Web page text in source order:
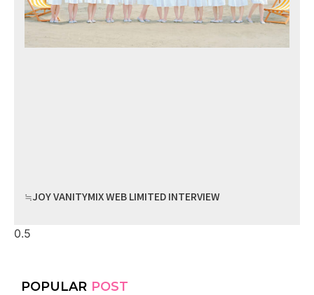
≒JOY VANITYMIX WEB LIMITED INTERVIEW
POPULAR POST